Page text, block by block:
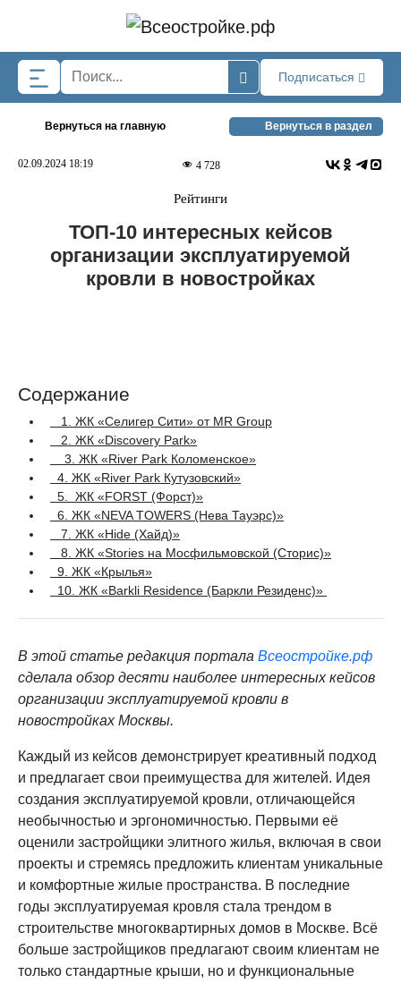
Подписаться
Вернуться на главную Вернуться в раздел
02.09.2024 18:19 4 728
Рейтинги
ТОП-10 интересных кейсов
организации эксплуатируемой
кровли в новостройках
Содержание
1. ЖК «Селигер Сити» от MR Group
2. ЖК «Discovery Park»
3. ЖК «River Park Коломенское»
4. ЖК «River Park Кутузовский»
5. ЖК «FORST (Форст)»
6. ЖК «NEVA TOWERS (Нева Тауэрс)»
7. ЖК «Hide (Хайд)»
8. ЖК «Stories на Мосфильмовской (Сторис)»
9. ЖК «Крылья»
10. ЖК «Barkli Residence (Баркли Резиденс)»
В этой статье редакция портала Всеостройке.рф
сделала обзор десяти наиболее интересных кейсов
организации эксплуатируемой кровли в
новостройках Москвы.
Каждый из кейсов демонстрирует креативный подход
и предлагает свои преимущества для жителей. Идея
создания эксплуатируемой кровли, отличающейся
необычностью и эргономичностью. Первыми её
оценили застройщики элитного жилья, включая в свои
проекты и стремясь предложить клиентам уникальные
и комфортные жилые пространства. В последние
годы эксплуатируемая кровля стала трендом в
строительстве многоквартирных домов в Москве. Всё
больше застройщиков предлагают своим клиентам не
только стандартные крыши, но и функциональные